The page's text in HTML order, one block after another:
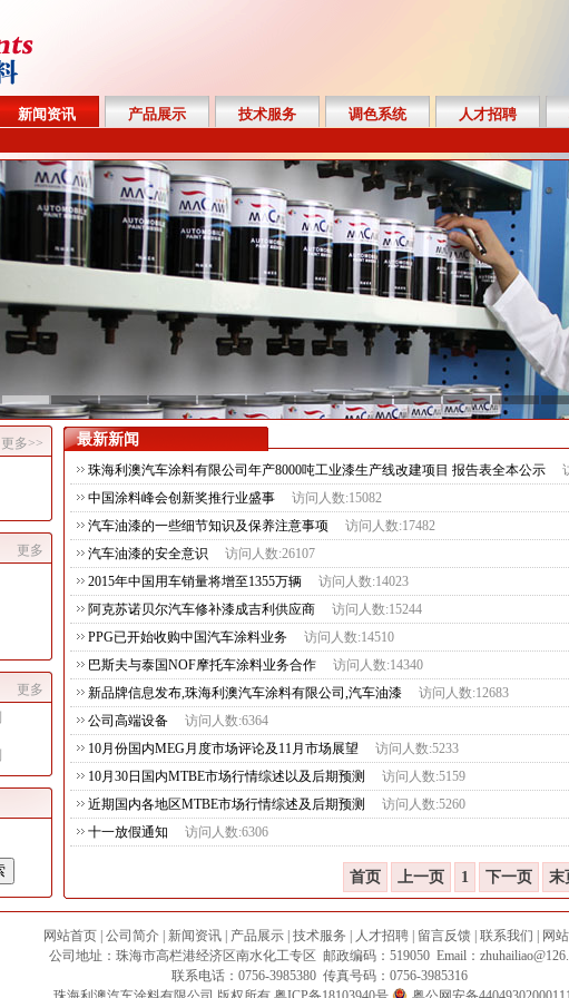
新闻资讯 产品展示 技术服务 调色系统 人才招聘
3 4 5 6 7 9 10 11 12 13
更多>>
更多
更多
最新新闻
珠海利澳汽车涂料有限公司年产8000吨工业漆生产线改建项目 报告表全本公示
中国涂料峰会创新奖推行业盛事
访问人数:15082
汽车油漆的一些细节知识及保养注意事项
访问人数:17482
汽车油漆的安全意识
访问人数:26107
2015年中国用车销量将增至1355万辆
访问人数:14023
阿克苏诺贝尔汽车修补漆成吉利供应商
访问人数:15244
PPG已开始收购中国汽车涂料业务
访问人数:14510
巴斯夫与泰国NOF摩托车涂料业务合作
访问人数:14340
新品牌信息发布,珠海利澳汽车涂料有限公司,汽车油漆
访问人数:12683
公司高端设备
访问人数:6364
10月份国内MEG月度市场评论及11月市场展望
访问人数:5233
10月30日国内MTBE市场行情综述以及后期预测
访问人数:5159
近期国内各地区MTBE市场行情综述及后期预测
访问人数:5260
十一放假通知
访问人数:6306
首页 上一页 1 下一页 末
网站首页 公司简介 新闻资讯 产品展示 技术服务 人才招聘 留言反馈 联系我们
网
公司地址：珠海市高栏港经济区南水化工专区 邮政编码：519050 Email：
联系电话：0756-3985380 传真号码：0756-3985316